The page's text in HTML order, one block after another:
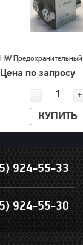
HW
MVP 4 AR-700
Цена по запросу
- +
КУПИТЬ
924-55-33
924-55-30